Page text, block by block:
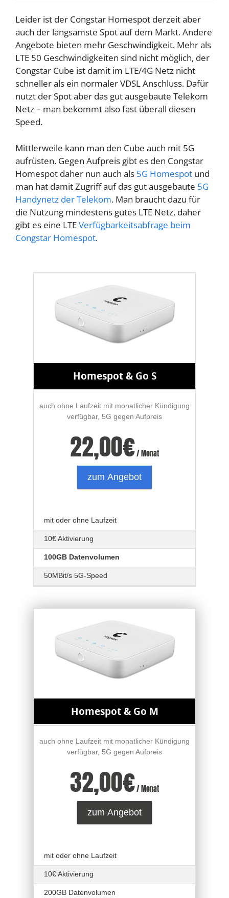
Leider ist der Congstar Homespot derzeit aber
auch der langsamste Spot auf dem Markt. Andere
Angebote bieten mehr Geschwindigkeit. Mehr als
LTE 50 Geschwindigkeiten sind nicht möglich, der
Congstar Cube ist damit im LTE/4G Netz nicht
schneller als ein normaler VDSL Anschluss. Dafür
nutzt der Spot aber das gut ausgebaute Telekom
Netz – man bekommt also fast überall diesen
Speed.
Mittlerweile kann man den Cube auch mit 5G
aufrüsten. Gegen Aufpreis gibt es den Congstar
Homespot daher nun auch als 5G Homespot und
man hat damit Zugriff auf das gut ausgebaute 5G
Handynetz der Telekom. Man braucht dazu für
die Nutzung mindestens gutes LTE Netz, daher
gibt es eine LTEVerfügbarkeitsabfrage beim
Congstar Homespot.
Homespot & Go S
auch ohne Laufzeit mit monatlicher Kündigung
verfügbar, 5G gegen Aufpreis
22,00€/ Monat
zum Angebot
mit oder ohne Laufzeit
10€ Aktivierung
100GB Datenvolumen
50MBit/s 5G-Speed
Homespot & Go M
auch ohne Laufzeit mit monatlicher Kündigung
verfügbar, 5G gegen Aufpreis
32,00€/ Monat
zum Angebot
mit oder ohne Laufzeit
10€ Aktivierung
200GB Datenvolumen